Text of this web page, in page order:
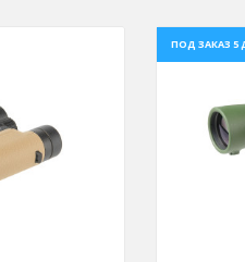
ПОД ЗАКАЗ 5